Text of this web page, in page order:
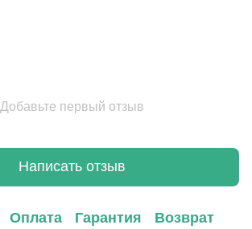
Добавьте первый отзыв
Написать отзыв
Оплата Гарантия Возврат